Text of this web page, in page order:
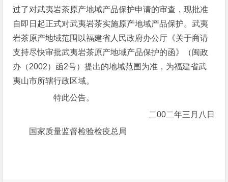
过了对武夷岩茶原产地域产品保护申请的审查，现批准
自即日起正式对武夷岩茶实施原产地域产品保护。武夷
岩茶原产地域范围以福建省人民政府办公厅《关于商请
支持尽快审批武夷岩茶原产地域产品保护的函》（闽政
办（2002）函2号）提出的地域范围为准，为福建省武
夷山市所辖行政区域。
特此公告。
二00二年三月八日
国家质量监督检验检疫总局